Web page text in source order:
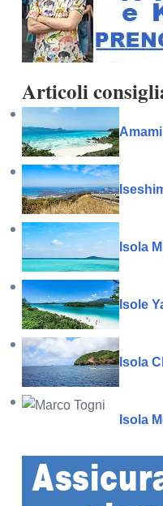
Articoli
Isola
Isole
Isola
Isola